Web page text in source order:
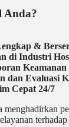
Anda?
&
di Industri
dan Evaluasi
Cepat 24/7